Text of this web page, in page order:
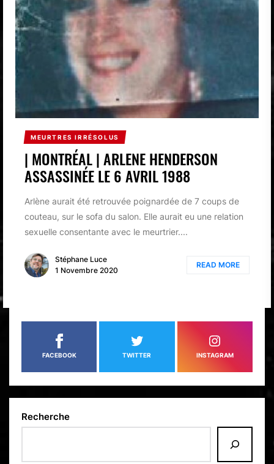
MEURTRES IRRÉSOLUS
| MONTRÉAL | ARLENE HENDERSON
ASSASSINÉE LE 6 AVRIL 1988
Arlène aurait été retrouvée poignardée de 7 coups de
couteau, sur le sofa du salon. Elle aurait eu une relation
sexuelle consentante avec le meurtrier....
Stéphane Luce
1 Novembre 2020
READ MORE
FACEBOOK TWITTER INSTAGRAM
Recherche